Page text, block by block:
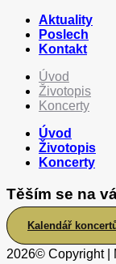
Aktuality
Poslech
Kontakt
Úvod
Životopis
Koncerty
Úvod
Životopis
Koncerty
Těším se na
Kalendář
2026© Copyright |